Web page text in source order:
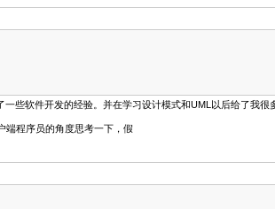
软件开发的经验。并在学习设计模式和UML以后给了我很
程序员的角度思考一下，假